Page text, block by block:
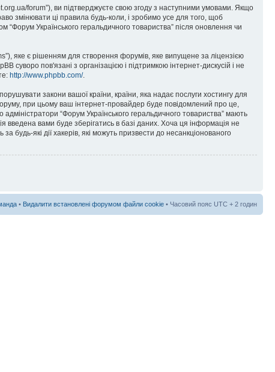
forum”), ви підтверджуєте свою згоду з наступними умовами. Якщо
змінювати ці правила будь-коли, і зробимо усе для того, щоб
Українського геральдичного товариства” після оновлення чи
яке є рішенням для створення форумів, яке випущене за ліцензією
суворо пов'язані з організацією і підтримкою інтернет-дискусій і не
http://www.phpbb.com/.
закони вашої країни, країни, яка надає послуги хостингу для
при цьому ваш інтернет-провайдер буде повідомлений про це,
“Форум Українського геральдичного товариства” мають
введена вами буде зберігатись в базі даних. Хоча ця інформація не
будь-які дії хакерів, які можуть призвести до несанкціонованого
• Видалити встановлені форумом файли cookie • Часовий пояс UTC + 2 годин